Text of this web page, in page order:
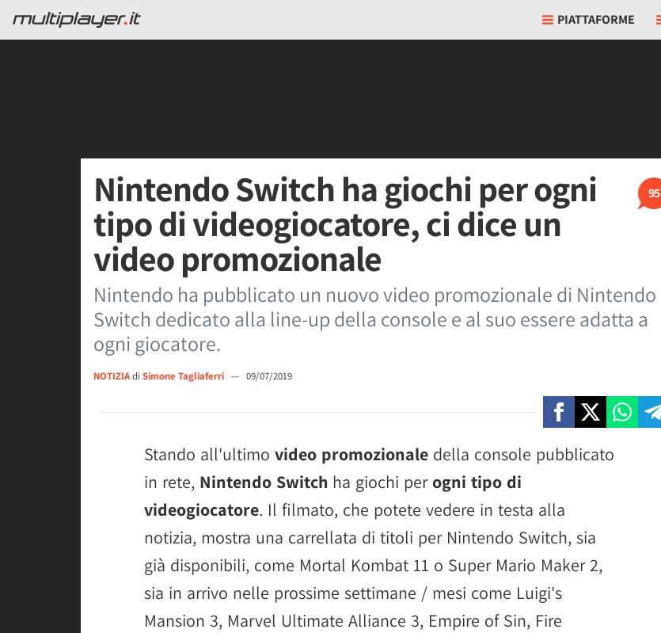
PIATTAFORME
95
Nintendo Switch ha giochi per ogni
tipo di videogiocatore, ci dice un
video promozionale
Nintendo ha pubblicato un nuovo video promozionale di Nintendo
Switch dedicato alla line-up della console e al suo essere adatta a
ogni giocatore.
NOTIZIAdi Simone Tagliaferri — 09/07/2019
Stando all'ultimo video promozionale della console pubblicato
in rete, Nintendo Switch ha giochi perogni tipo di
videogiocatore. Il filmato, che potete vedere in testa alla
notizia, mostra una carrellata di titoli per Nintendo Switch, sia
già disponibili, come Mortal Kombat 11 o Super Mario Maker 2,
sia in arrivo nelle prossime settimane / mesi come Luigi's
Mansion 3, Marvel Ultimate Alliance 3, Empire of Sin, Fire